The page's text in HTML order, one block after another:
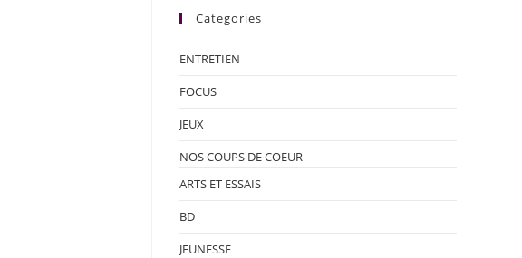
Categories
ENTRETIEN
FOCUS
JEUX
NOS COUPS DE COEUR
ARTS ET ESSAIS
BD
JEUNESSE